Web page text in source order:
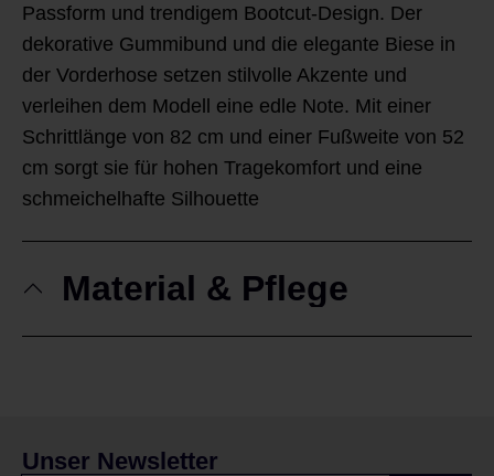
Passform und trendigem Bootcut-Design. Der
dekorative Gummibund und die elegante Biese in
der Vorderhose setzen stilvolle Akzente und
verleihen dem Modell eine edle Note. Mit einer
Schrittlänge von 82 cm und einer Fußweite von 52
cm sorgt sie für hohen Tragekomfort und eine
schmeichelhafte Silhouette
Material & Pflege
Unser Newsletter